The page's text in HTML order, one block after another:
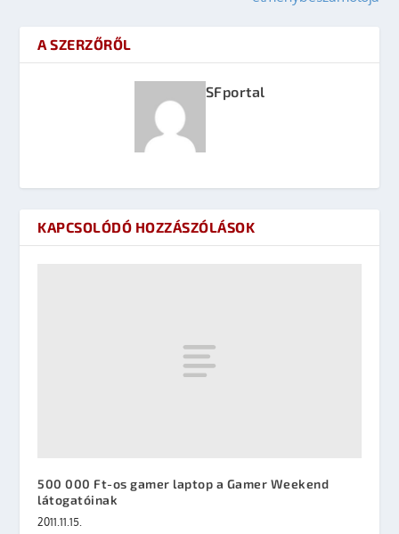
A SZERZŐRŐL
SFportal
KAPCSOLÓDÓ HOZZÁSZÓLÁSOK
500 000 Ft-os gamer laptop a Gamer Weekend
látogatóinak
2011.11.15.